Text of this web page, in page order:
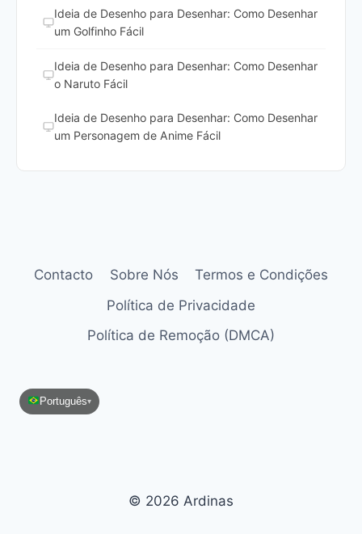
Ideia de Desenho para Desenhar: Como Desenhar
um Golfinho Fácil
Ideia de Desenho para Desenhar: Como Desenhar
o Naruto Fácil
Ideia de Desenho para Desenhar: Como Desenhar
um Personagem de Anime Fácil
Contacto Sobre Nós
Termos e Condições
Política de Privacidade
Política de Remoção (DMCA)
Português▾
© 2026 Ardinas